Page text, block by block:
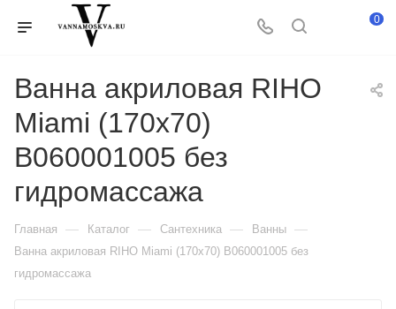
0
Ванна акриловая RIHO
Miami (170x70)
B060001005 без
гидромассажа
Главная — Каталог — Сантехника — Ванны —
Ванна акриловая RIHO Miami (170x70) B060001005 без
гидромассажа